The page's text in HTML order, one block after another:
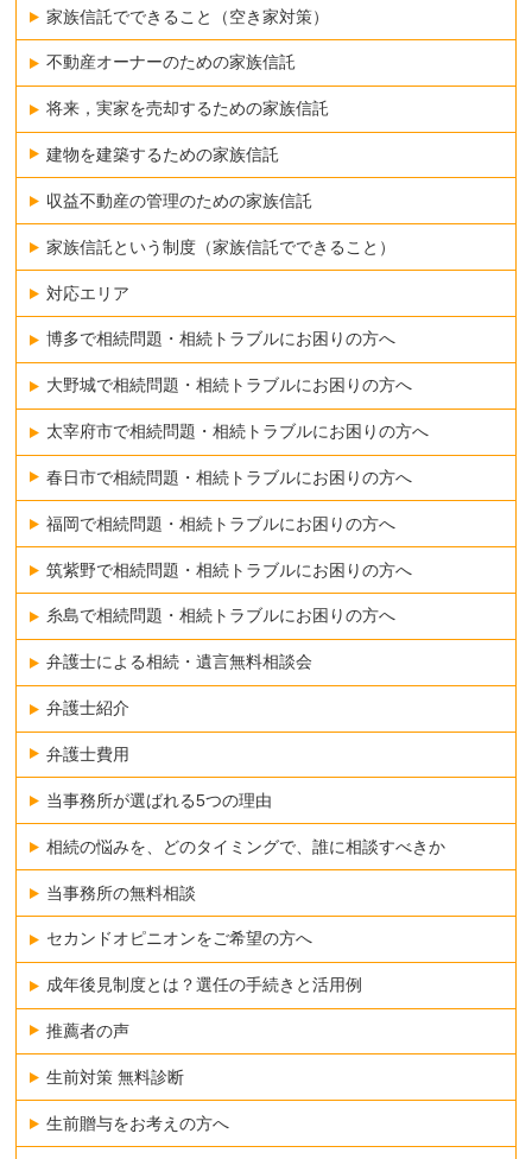
家族信託でできること（空き家対策）
不動産オーナーのための家族信託
将来，実家を売却するための家族信託
建物を建築するための家族信託
収益不動産の管理のための家族信託
家族信託という制度（家族信託でできること）
対応エリア
博多で相続問題・相続トラブルにお困りの方へ
大野城で相続問題・相続トラブルにお困りの方へ
太宰府市で相続問題・相続トラブルにお困りの方へ
春日市で相続問題・相続トラブルにお困りの方へ
福岡で相続問題・相続トラブルにお困りの方へ
筑紫野で相続問題・相続トラブルにお困りの方へ
糸島で相続問題・相続トラブルにお困りの方へ
弁護士による相続・遺言無料相談会
弁護士紹介
弁護士費用
当事務所が選ばれる5つの理由
相続の悩みを、どのタイミングで、誰に相談すべきか
当事務所の無料相談
セカンドオピニオンをご希望の方へ
成年後見制度とは？選任の手続きと活用例
推薦者の声
生前対策 無料診断
生前贈与をお考えの方へ